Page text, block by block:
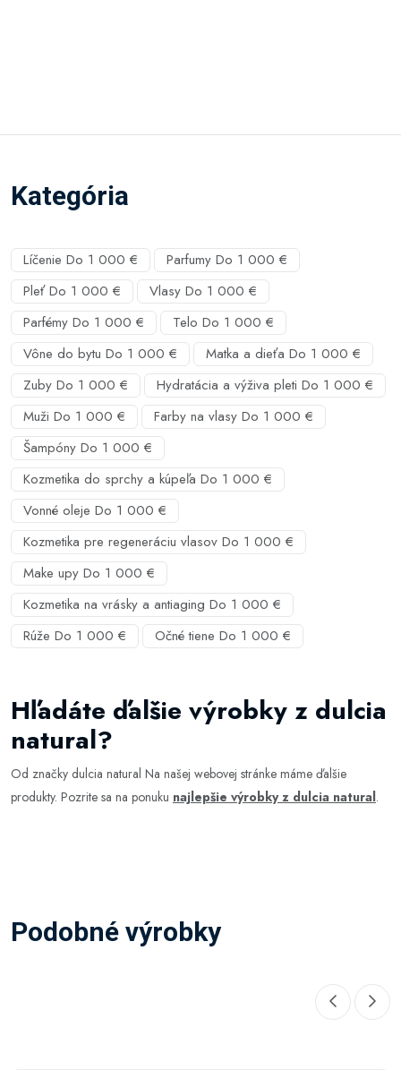
Kategória
Líčenie Do 1 000 €
Parfumy Do 1 000 €
Pleť Do 1 000 €
Vlasy Do 1 000 €
Parfémy Do 1 000 €
Telo Do 1 000 €
Vône do bytu Do 1 000 €
Matka a dieťa Do 1 000 €
Zuby Do 1 000 €
Hydratácia a výživa pleti Do 1 000 €
Muži Do 1 000 €
Farby na vlasy Do 1 000 €
Šampóny Do 1 000 €
Kozmetika do sprchy a kúpeľa Do 1 000 €
Vonné oleje Do 1 000 €
Kozmetika pre regeneráciu vlasov Do 1 000 €
Make upy Do 1 000 €
Kozmetika na vrásky a antiaging Do 1 000 €
Rúže Do 1 000 €
Očné tiene Do 1 000 €
Hľadáte ďalšie výrobky z dulcia
natural?
Od značky dulcia natural Na našej webovej stránke máme ďalšie
produkty. Pozrite sa na ponuku najlepšie výrobky z dulcia natural.
Podobné výrobky